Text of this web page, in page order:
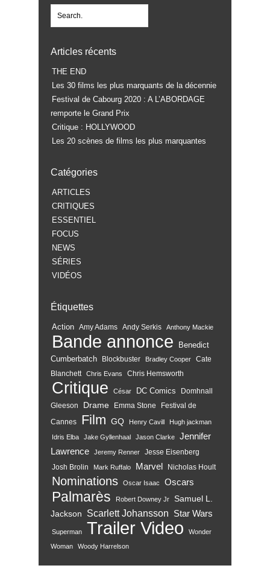
Articles récents
THE END
Les 30 films les plus marquants de la décennie
Festival de Cabourg 2020 : A L’ABORDAGE
remporte le Grand Prix
Critique : HOLLYWOOD
Les 20 scènes de films les plus marquantes
Catégories
ARTICLES
CRITIQUES
ESSENTIEL
FOCUS
NEWS
SÉRIES
VIDÉOS
Étiquettes
Action Amy Adams Andy Serkis Anthony Mackie
Bande annonce
Benedict
Cumberbatch
Blockbuster Bradley Cooper
Cate
Blanchett
Chris Evans Chris Hemsworth
Critique César DC Comics
Domhnall
Gleeson
Drame Emma Stone
Festival de
Cannes
Film GQ Henry Cavill Hugh jackman
Idris Elba Jake Gyllenhaal Jason Clarke
Jennifer
Lawrence
Jeremy Renner
Jesse Eisenberg
Josh Brolin
Mark Ruffalo Marvel Nicholas Hoult
Nominations Oscar Isaac Oscars
Palmarès Robert Downey Jr
Samuel L.
Jackson
Scarlett Johansson Star Wars
Superman Trailer Video
Wonder
Woman
Woody Harrelson